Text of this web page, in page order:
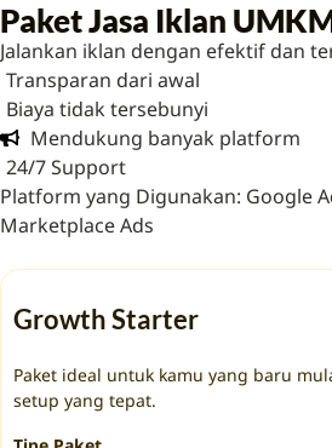
Paket Jasa Iklan
Jalankan iklan dengan efektif dan
Transparan dari awal
Biaya tidak tersebunyi
Mendukung banyak platform
24/7 Support
Platform yang Digunakan: Google
Marketplace Ads
Growth Starter
Paket ideal untuk kamu yang baru
setup yang tepat.